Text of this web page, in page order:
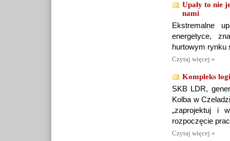
Upały to nie
nami
Ekstremalne
energetyce,
hurtowym rynku
Czytaj więcej »
Kompleks
SKB LDR,
Kolba w
„zaprojektuj i
rozpoczęcie
Czytaj więcej »